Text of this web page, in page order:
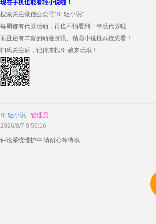
现在手机也能看轻小说啦！
搜索关注微信公众号“SF轻小说”
每周都有代券活动，再也不怕看到一半没代券啦
而且还有丰富的动漫资讯、精彩小说推荐抢先看！
扫码关注后，记得来找SF娘来玩哦！
SF轻小说 管理员
2026/8/7 0:56:16
评论系统维护中,请耐心等待哦